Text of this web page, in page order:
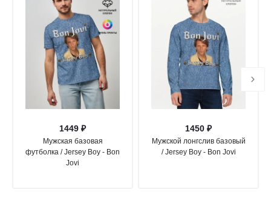
1449 ₽
Мужская базовая
футболка / Jersey Boy - Bon
Jovi
1450 ₽
Мужской лонгслив базовый
/ Jersey Boy - Bon Jovi